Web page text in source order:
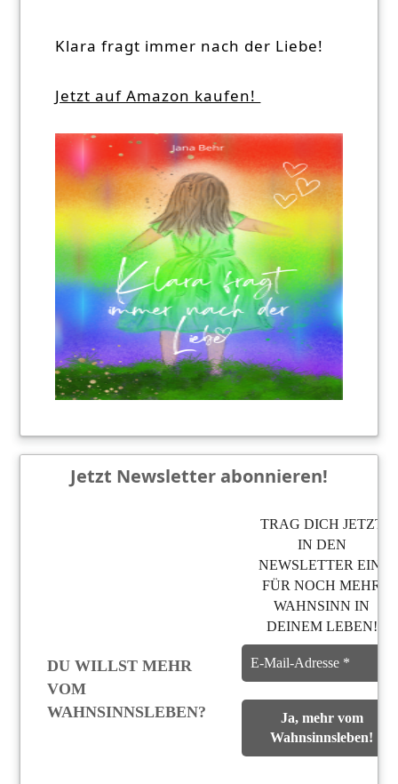
Klara fragt immer nach der Liebe!
Jetzt auf Amazon kaufen!
Jetzt Newsletter abonnieren!
DU WILLST MEHR
VOM
WAHNSINNSLEBEN?
TRAG DICH JETZT
IN DEN
NEWSLETTER EIN,
FÜR NOCH MEHR
WAHNSINN IN
DEINEM LEBEN!